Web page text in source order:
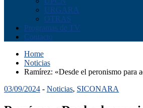
URGARA
OTRAS
Programas de TV
Contacto
Home
Noticias
Ramírez: «Desde el peronismo para
03/09/2024 - Noticias, SICONARA